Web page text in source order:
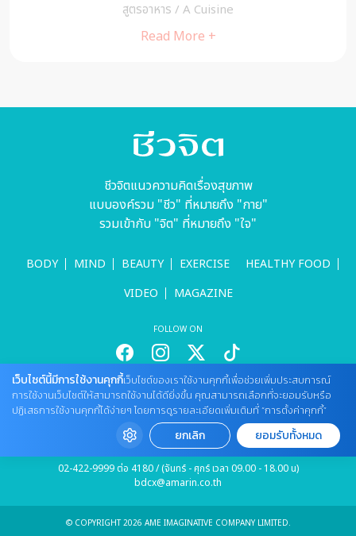
สูตรอาหาร / A Cuisine
Read More +
ชีวจิตแนวความคิดเรื่องสุขภาพ
แบบองค์รวม "ชีว" ที่หมายถึง "กาย"
รวมเข้ากับ "จิต" ที่หมายถึง "ใจ"
BODY MIND BEAUTY EXERCISE
HEALTHY FOOD
VIDEO
MAGAZINE
FOLLOW ON
สนใจลงโฆษณากับเว็บไซต์
Tel : 085 661 4629 / (จันทร์ - ศุกร์ เวลา 09.00 - 18.00 น)
cheewajitmedia@gmail.com
ติดต่อแจ้งปัญหาหรือร้องเรียน
02-422-9999 ต่อ 4180 / (จันทร์ - ศุกร์ เวลา 09.00 - 18.00 น)
bdcx@amarin.co.th
© COPYRIGHT 2026 AME IMAGINATIVE COMPANY LIMITED.
เว็บไซต์นี้มีการใช้งานคุกกี้เว็บไซต์ของเราใช้งานคุกกี้เพื่อช่วยเพิ่มประสบการณ์
การใช้งานเว็บไซต์ให้สามารถใช้งานได้ดียิ่งขึ้น คุณสามารถเลือกที่จะยอมรับหรือ
ปฏิเสธการใช้งานคุกกี้ได้ง่ายๆ โดยการดูรายละเอียดเพิ่มเติมที่ “การตั้งค่าคุกกี้”
ยกเลิก ยอมรับทั้งหมด